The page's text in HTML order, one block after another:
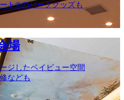
ト®のパークグッズも
場
ジしたベイビュー空間
なども